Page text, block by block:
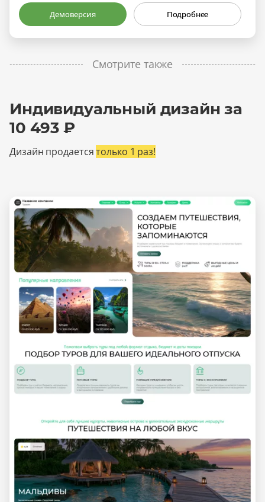
Демоверсия Подробнее
Смотрите также
Индивидуальный дизайн за
10 493 ₽
Дизайн продаетсятолько 1 раз!